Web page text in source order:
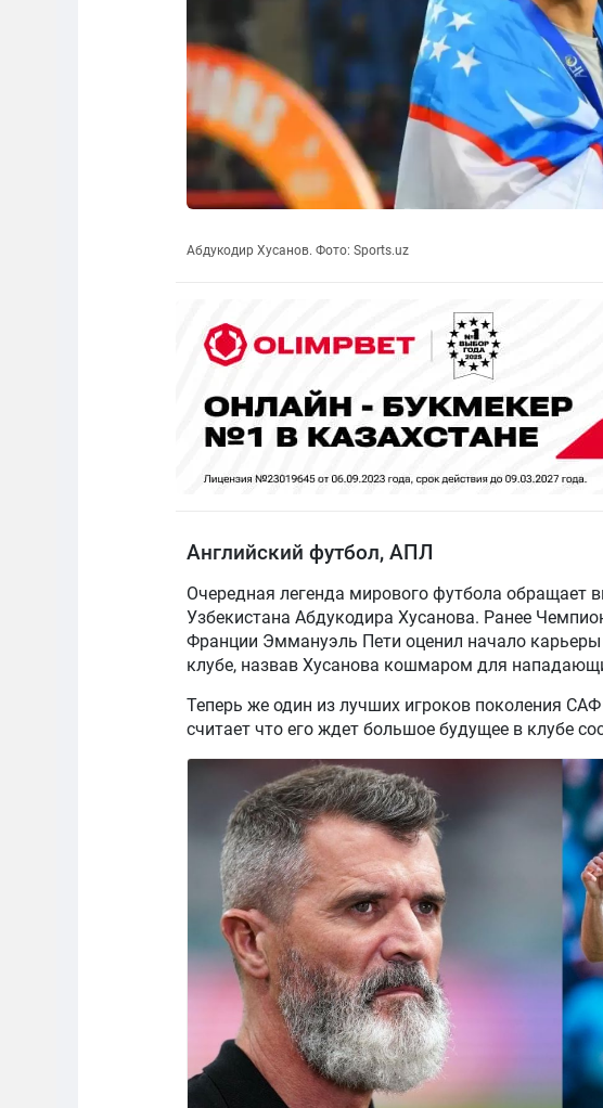
Абдукодир Хусанов. Фото: Sports.uz
Английский футбол, АПЛ
Очередная легенда мирового футбола обращает
Узбекистана Абдукодира Хусанова. Ранее
Франции Эммануэль Пети оценил начало
клубе, назвав Хусанова кошмаром для
Теперь же один из лучших игроков поколения
считает что его ждет большое будущее в клубе